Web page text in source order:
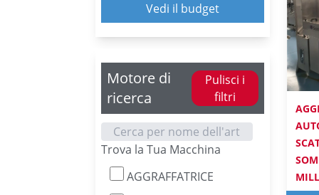
Vedi il budget
Motore di
ricerca
Pulisci i
filtri
Trova la Tua Macchina
AGGRAFFATRICE